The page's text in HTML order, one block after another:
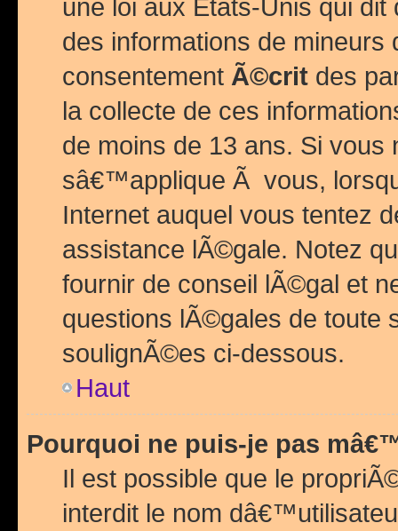
une loi aux Etats-Unis qui
des informations de mineurs
consentement Ã©crit des
la collecte de ces
de moins de 13 ans. Si
sâ€™applique Ã vous,
Internet auquel vous tentez
assistance lÃ©gale. Notez
fournir de conseil lÃ©gal et
questions lÃ©gales de
soulignÃ©es ci-dessous.
Haut
Pourquoi ne puis-je pas
Il est possible que le
interdit le nom